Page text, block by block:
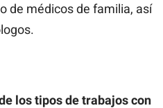
de médicos de familia, así
los tipos de trabajos con